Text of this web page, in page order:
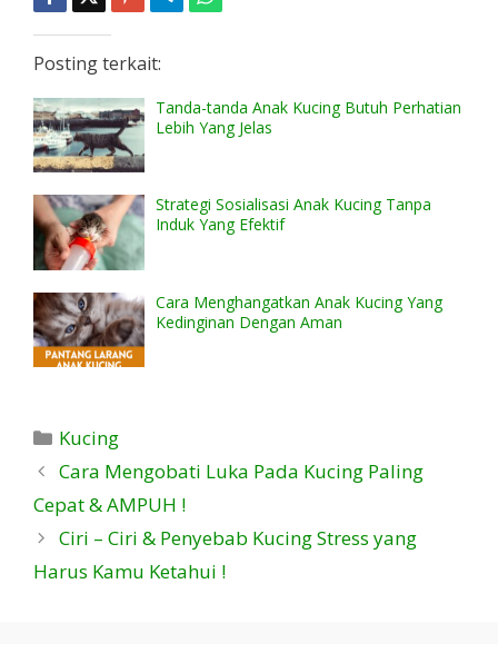
Posting terkait:
Tanda-tanda Anak Kucing Butuh Perhatian
Lebih Yang Jelas
Strategi Sosialisasi Anak Kucing Tanpa
Induk Yang Efektif
Cara Menghangatkan Anak Kucing Yang
Kedinginan Dengan Aman
Kategori
Kucing
Cara Mengobati Luka Pada Kucing Paling
Cepat & AMPUH !
Ciri – Ciri & Penyebab Kucing Stress yang
Harus Kamu Ketahui !